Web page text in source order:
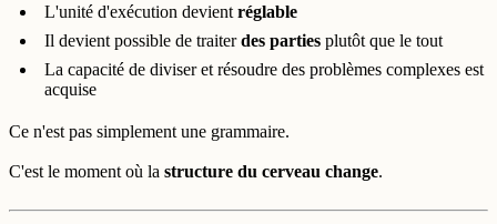
L'unité d'exécution devient réglable
Il devient possible de traiterdes parties plutôt que le tout
La capacité de diviser et résoudre des problèmes complexes est
acquise
Ce n'est pas simplement une grammaire.
C'est le moment où la structure du cerveau change.